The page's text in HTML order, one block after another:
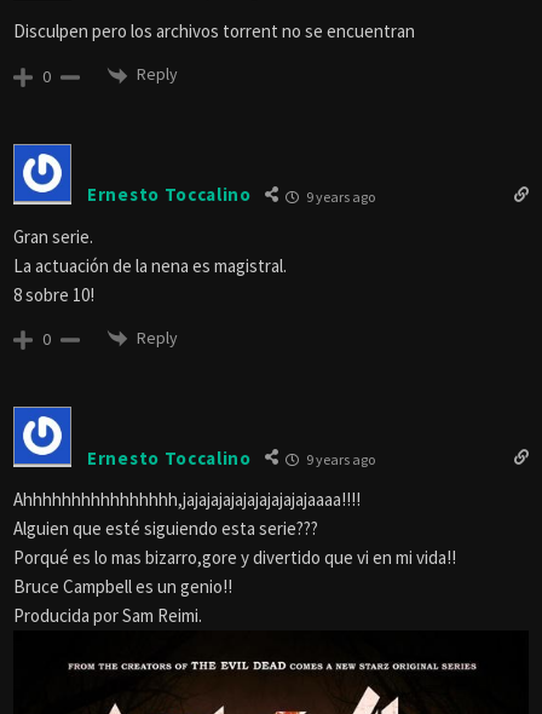
Disculpen pero los archivos torrent no se encuentran
0 Reply
Ernesto Toccalino 9 years ago
Gran serie.
La actuación de la nena es magistral.
8 sobre 10!
0 Reply
Ernesto Toccalino 9 years ago
Ahhhhhhhhhhhhhhhh,jajajajajajajajajajajaaaa!!!!
Alguien que esté siguiendo esta serie???
Porqué es lo mas bizarro,gore y divertido que vi en mi vida!!
Bruce Campbell es un genio!!
Producida por Sam Reimi.